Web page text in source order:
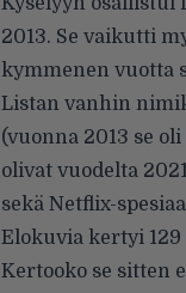
2013. Se vaikutti
kymmenen vuotta
Listan vanhin
(vuonna 2013 se oli
olivat vuodelta
sekä Netflix-
Elokuvia kertyi 129
Kertooko se sitten